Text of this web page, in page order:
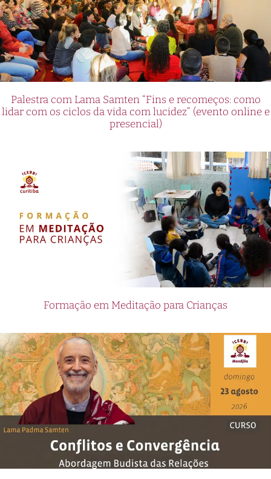
Palestra com Lama Samten “Fins e recomeços: como
lidar com os ciclos da vida com lucidez” (evento online e
presencial)
Formação em Meditação para Crianças